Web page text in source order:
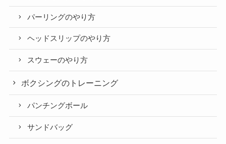
パーリングのやり方
ヘッドスリップのやり方
スウェーのやり方
ボクシングのトレーニング
パンチングボール
サンドバッグ